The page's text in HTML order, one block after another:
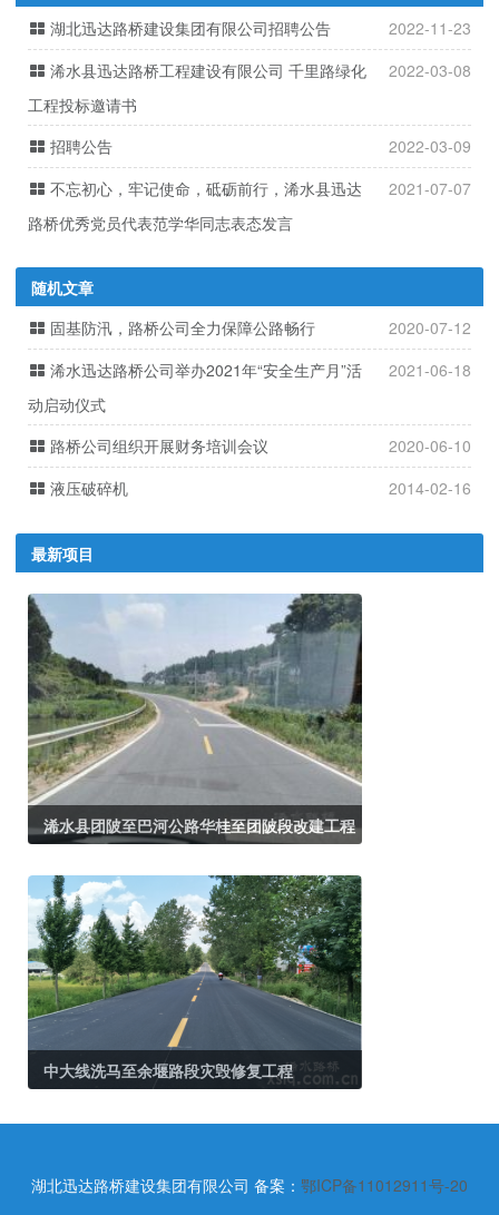
2022-11-23
湖北迅达路桥建设集团有限公司招聘公告
2022-03-08
浠水县迅达路桥工程建设有限公司 千里路绿化
工程投标邀请书
2022-03-09
招聘公告
2021-07-07
不忘初心，牢记使命，砥砺前行，浠水县迅达
路桥优秀党员代表范学华同志表态发言
随机文章
2020-07-12
固基防汛，路桥公司全力保障公路畅行
2021-06-18
浠水迅达路桥公司举办2021年“安全生产月”活
动启动仪式
2020-06-10
路桥公司组织开展财务培训会议
2014-02-16
液压破碎机
最新项目
浠水县团陂至巴河公路华桂至团陂段改建工程
中大线洗马至余堰路段灾毁修复工程
湖北迅达路桥建设集团有限公司 备案： 鄂ICP备11012911号-20